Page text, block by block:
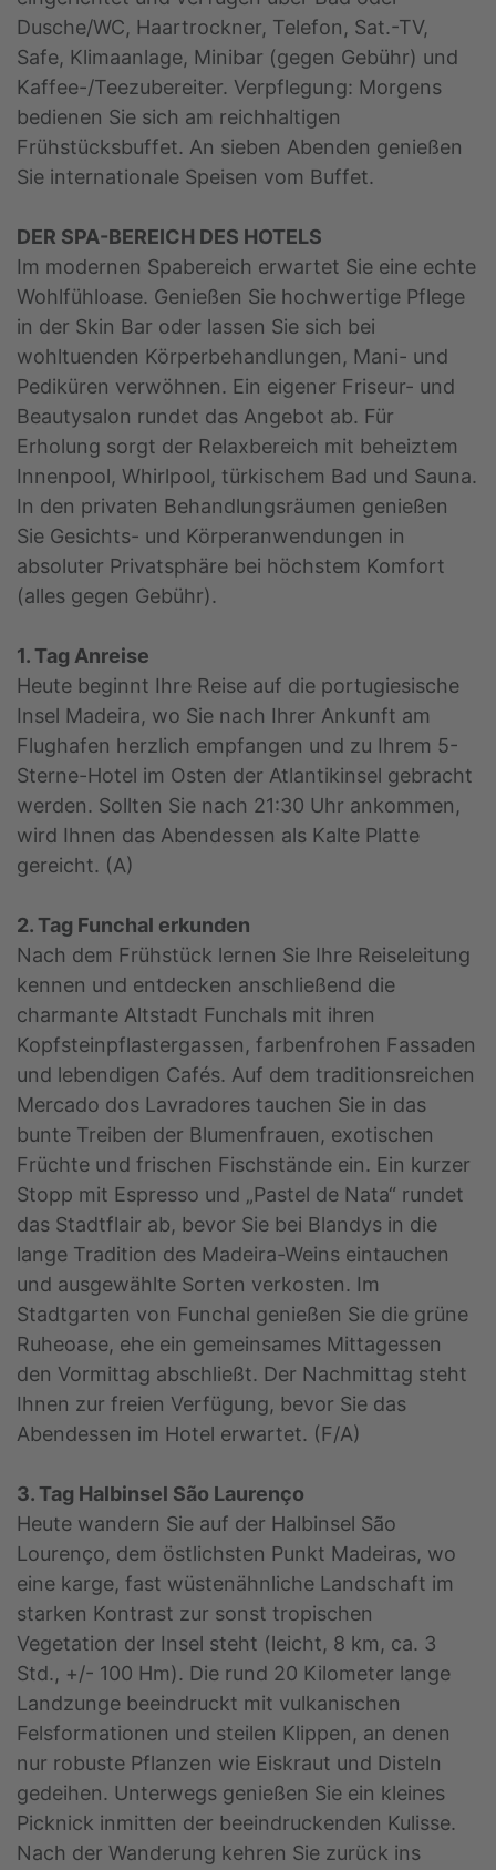
Dusche/WC, Haartrockner, Telefon, Sat.-TV,
Safe, Klimaanlage, Minibar (gegen Gebühr) und
Kaffee-/Teezubereiter. Verpflegung: Morgens
bedienen Sie sich am reichhaltigen
Frühstücksbuffet. An sieben Abenden genießen
Sie internationale Speisen vom Buffet.
DER SPA-BEREICH DES HOTELS
Im modernen Spabereich erwartet Sie eine echte
Wohlfühloase. Genießen Sie hochwertige Pflege
in der Skin Bar oder lassen Sie sich bei
wohltuenden Körperbehandlungen, Mani- und
Pediküren verwöhnen. Ein eigener Friseur- und
Beautysalon rundet das Angebot ab. Für
Erholung sorgt der Relaxbereich mit beheiztem
Innenpool, Whirlpool, türkischem Bad und Sauna.
In den privaten Behandlungsräumen genießen
Sie Gesichts- und Körperanwendungen in
absoluter Privatsphäre bei höchstem Komfort
(alles gegen Gebühr).
1. Tag Anreise
Heute beginnt Ihre Reise auf die portugiesische
Insel Madeira, wo Sie nach Ihrer Ankunft am
Flughafen herzlich empfangen und zu Ihrem 5-
Sterne-Hotel im Osten der Atlantikinsel gebracht
werden. Sollten Sie nach 21:30 Uhr ankommen,
wird Ihnen das Abendessen als Kalte Platte
gereicht. (A)
2. Tag Funchal erkunden
Nach dem Frühstück lernen Sie Ihre Reiseleitung
kennen und entdecken anschließend die
charmante Altstadt Funchals mit ihren
Kopfsteinpflastergassen, farbenfrohen Fassaden
und lebendigen Cafés. Auf dem traditionsreichen
Mercado dos Lavradores tauchen Sie in das
bunte Treiben der Blumenfrauen, exotischen
Früchte und frischen Fischstände ein. Ein kurzer
Stopp mit Espresso und „Pastel de Nata“ rundet
das Stadtflair ab, bevor Sie bei Blandys in die
lange Tradition des Madeira-Weins eintauchen
und ausgewählte Sorten verkosten. Im
Stadtgarten von Funchal genießen Sie die grüne
Ruheoase, ehe ein gemeinsames Mittagessen
den Vormittag abschließt. Der Nachmittag steht
Ihnen zur freien Verfügung, bevor Sie das
Abendessen im Hotel erwartet. (F/A)
3. Tag Halbinsel São Laurenço
Heute wandern Sie auf der Halbinsel São
Lourenço, dem östlichsten Punkt Madeiras, wo
eine karge, fast wüstenähnliche Landschaft im
starken Kontrast zur sonst tropischen
Vegetation der Insel steht (leicht, 8 km, ca. 3
Std., +/- 100 Hm). Die rund 20 Kilometer lange
Landzunge beeindruckt mit vulkanischen
Felsformationen und steilen Klippen, an denen
nur robuste Pflanzen wie Eiskraut und Disteln
gedeihen. Unterwegs genießen Sie ein kleines
Picknick inmitten der beeindruckenden Kulisse.
Nach der Wanderung kehren Sie zurück ins